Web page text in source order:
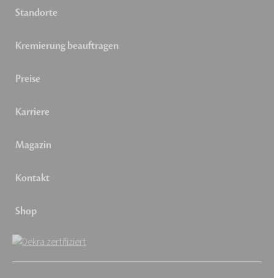
Standorte
Kremierung beauftragen
Preise
Karriere
Magazin
Kontakt
Shop